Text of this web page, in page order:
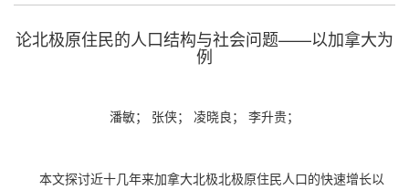
论北极原住民的人口结构与社会问题——以加拿大为
例
潘敏； 张侠； 凌晓良； 李升贵；
本文探讨近十几年来加拿大北极北极原住民人口的快速增长以